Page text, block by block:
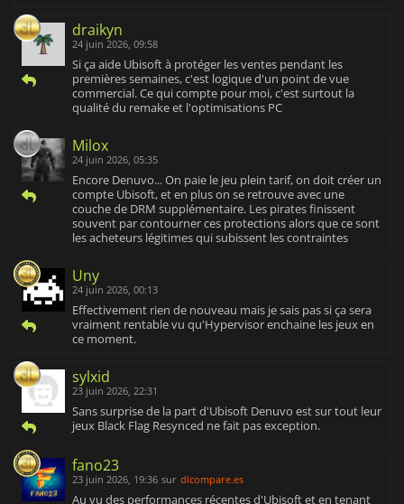
draikyn
24 juin 2026, 09:58
Si ça aide Ubisoft à protéger les ventes pendant les
premières semaines, c'est logique d'un point de vue
commercial. Ce qui compte pour moi, c'est surtout la
qualité du remake et l'optimisations PC
Milox
24 juin 2026, 05:35
Encore Denuvo... On paie le jeu plein tarif, on doit créer un
compte Ubisoft, et en plus on se retrouve avec une
couche de DRM supplémentaire. Les pirates finissent
souvent par contourner ces protections alors que ce sont
les acheteurs légitimes qui subissent les contraintes
Uny
24 juin 2026, 00:13
Effectivement rien de nouveau mais je sais pas si ça sera
vraiment rentable vu qu'Hypervisor enchaine les jeux en
ce moment.
sylxid
23 juin 2026, 22:31
Sans surprise de la part d'Ubisoft Denuvo est sur tout leur
jeux Black Flag Resynced ne fait pas exception.
fano23
23 juin 2026, 19:36 sur dlcompare.es
Au vu des performances récentes d'Ubisoft et en tenant